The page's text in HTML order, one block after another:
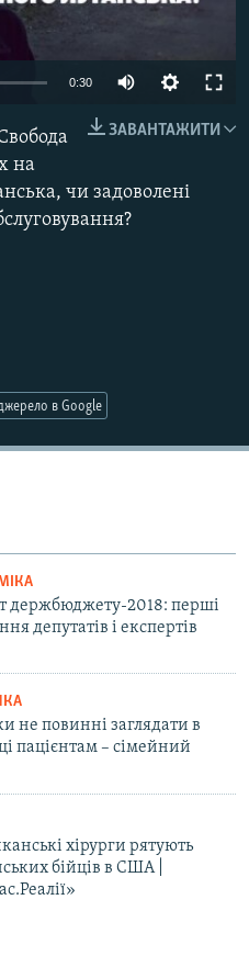
0:30
ЗАВАНТАЖИТИ
на
чи задоволені
в Google
держбюджету-2018: перші
депутатів і експертів
не повинні заглядати в
пацієнтам – сімейний
хірурги рятують
бійців в США |